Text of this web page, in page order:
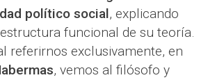
político social, explicando
funcional de su teoría.
referirnos exclusivamente, en
, vemos al filósofo y